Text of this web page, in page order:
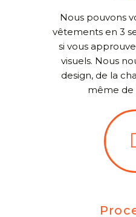
Nous pouvons
vêtements en 3
si vous
visuels. Nous
design, de la
même de